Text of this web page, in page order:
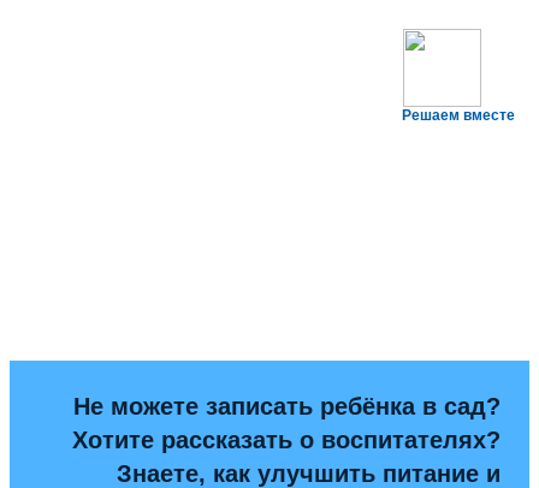
Решаем вместе
Не можете записать ребёнка в сад?
Хотите рассказать о воспитателях?
Знаете, как улучшить питание и